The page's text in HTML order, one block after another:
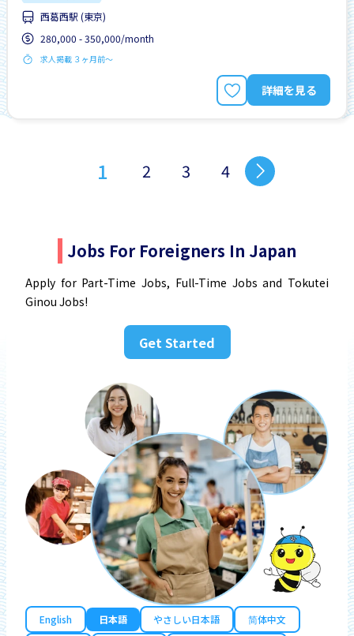
西葛西駅 (東京)
280,000 - 350,000/month
求人掲載 ３ヶ月前〜
詳細を見る
1 2 3 4
Jobs For Foreigners In Japan
Apply for Part-Time Jobs, Full-Time Jobs and Tokutei
Ginou Jobs!
Get Started
English 日本語 やさしい日本語
简体中文